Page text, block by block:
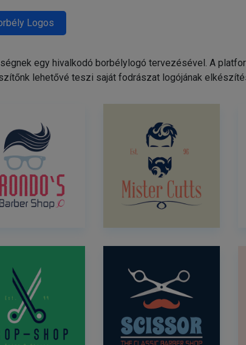
Logos
egy hivalkodó borbélylogó tervezésével. A
lehetővé teszi saját fodrászat logójának